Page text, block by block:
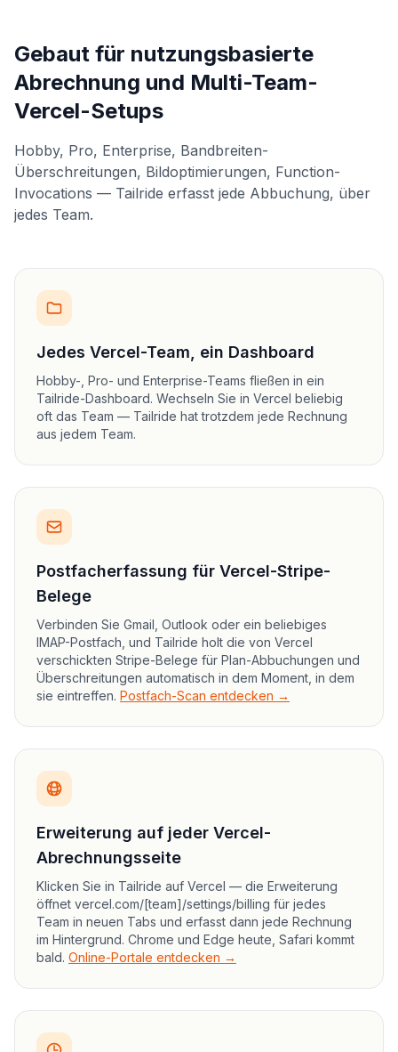
Gebaut für nutzungsbasierte
Abrechnung und Multi-Team-
Vercel-Setups
Hobby, Pro, Enterprise, Bandbreiten-
Überschreitungen, Bildoptimierungen, Function-
Invocations — Tailride erfasst jede Abbuchung, über
jedes Team.
Jedes Vercel-Team, ein Dashboard
Hobby-, Pro- und Enterprise-Teams fließen in ein
Tailride-Dashboard. Wechseln Sie in Vercel beliebig
oft das Team — Tailride hat trotzdem jede Rechnung
aus jedem Team.
Postfacherfassung für Vercel-Stripe-
Belege
Verbinden Sie Gmail, Outlook oder ein beliebiges
IMAP-Postfach, und Tailride holt die von Vercel
verschickten Stripe-Belege für Plan-Abbuchungen und
Überschreitungen automatisch in dem Moment, in dem
sie eintreffen. Postfach-Scan entdecken →
Erweiterung auf jeder Vercel-
Abrechnungsseite
Klicken Sie in Tailride auf Vercel — die Erweiterung
öffnet vercel.com/[team]/settings/billing für jedes
Team in neuen Tabs und erfasst dann jede Rechnung
im Hintergrund. Chrome und Edge heute, Safari kommt
bald. Online-Portale entdecken →